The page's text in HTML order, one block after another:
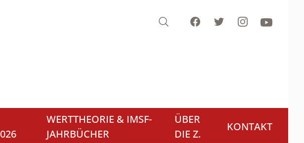
Search FacebookTwitterInstagramYoutube
WERTTHEORIE & IMSF-
JAHRBÜCHER
ÜBER
DIE Z.
KONTAKT